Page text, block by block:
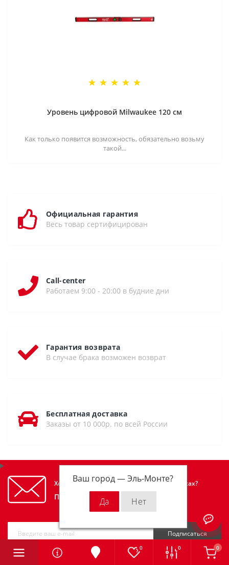
Ваш город —Эль-Монте?
0 0 0
Уровень цифровой Milwaukee 120 см
Как только появится возможность, обязательно возьму
такой...
Официальная гарантия
Весь товар сертифицирован
Call-center
Работаем 9:00 - 20:00 в будние дни
Гарантия возврата
В случае брака возможен возврат
Бесплатная доставка
Заказы от 10 000р. по всей России
Хотите узнавать первым об акциях и скидках?
Подпишитесь на нашу рассылку
Подписаться